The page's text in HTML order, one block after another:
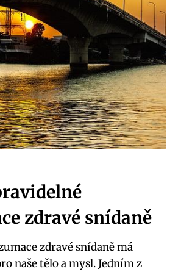
zdravé snídaně
zdravé snídaně má
naše tělo a mysl. Jedním z